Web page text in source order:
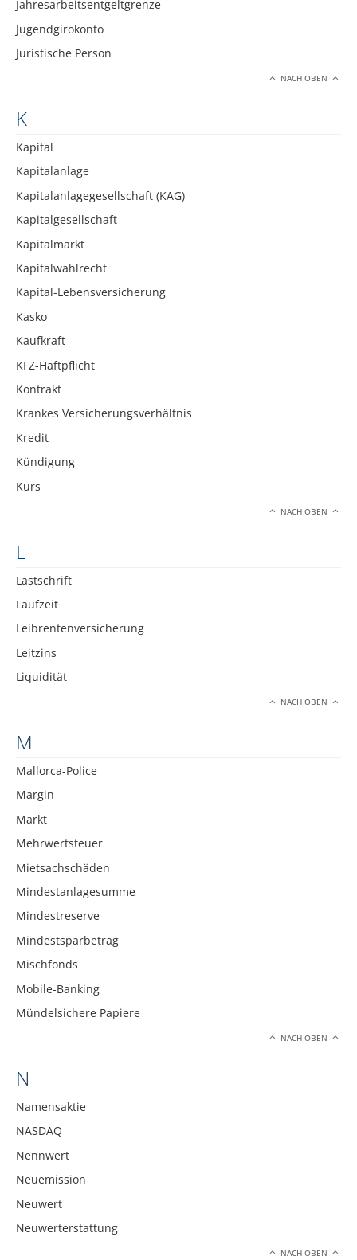
Jahresarbeitsentgeltgrenze
Jugendgirokonto
Juristische Person
NACH OBEN
K
Kapital
Kapitalanlage
Kapitalanlagegesellschaft (KAG)
Kapitalgesellschaft
Kapitalmarkt
Kapitalwahlrecht
Kapital-Lebensversicherung
Kasko
Kaufkraft
KFZ-Haftpflicht
Kontrakt
Krankes Versicherungsverhältnis
Kredit
Kündigung
Kurs
NACH OBEN
L
Lastschrift
Laufzeit
Leibrentenversicherung
Leitzins
Liquidität
NACH OBEN
M
Mallorca-Police
Margin
Markt
Mehrwertsteuer
Mietsachschäden
Mindestanlagesumme
Mindestreserve
Mindestsparbetrag
Mischfonds
Mobile-Banking
Mündelsichere Papiere
NACH OBEN
N
Namensaktie
NASDAQ
Nennwert
Neuemission
Neuwert
Neuwerterstattung
NACH OBEN